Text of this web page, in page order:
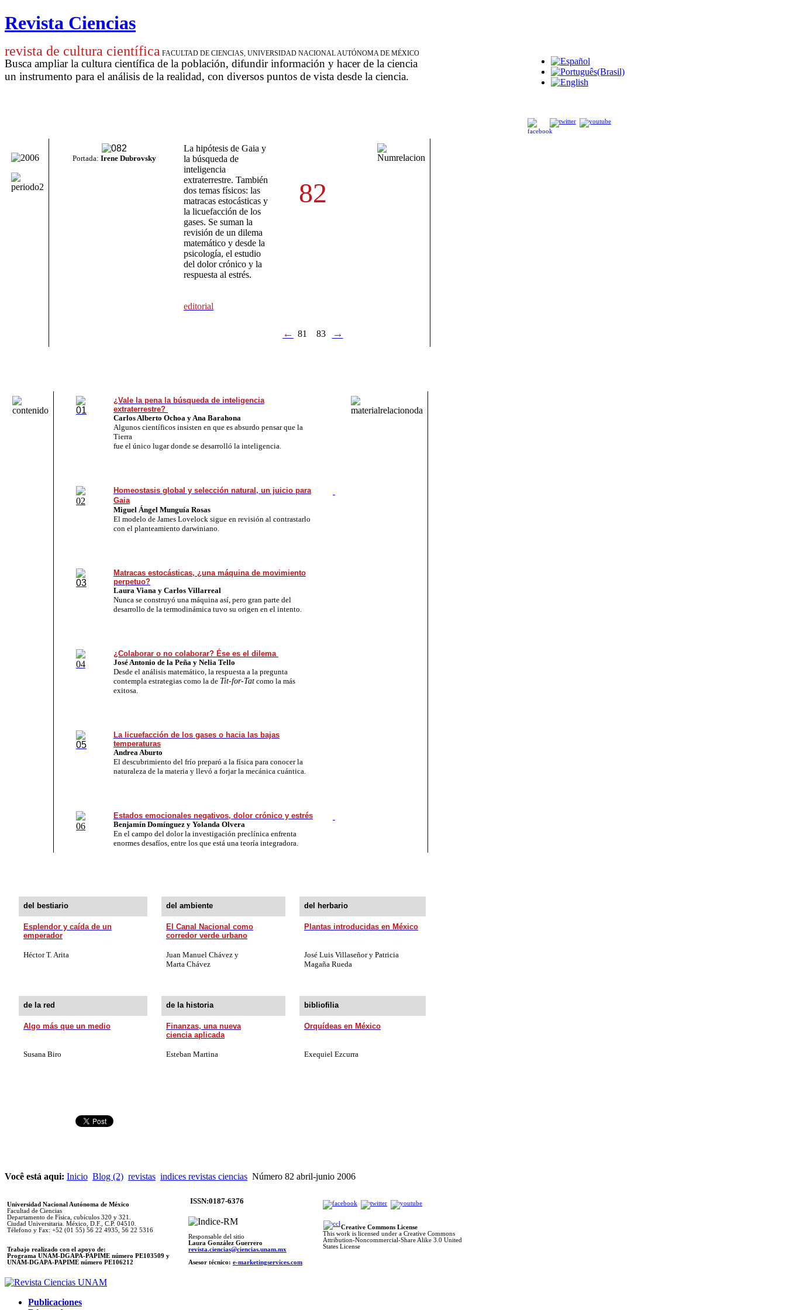
Revista Ciencias
revista de cultura científica FACULTAD DE CIENCIAS, UNIVERSIDAD NACIONAL AUTÓNOMA DE MÉXICO
Busca ampliar la cultura científica de la población, difundir información y hacer de la ciencia
un instrumento para el análisis de la realidad, con diversos puntos de vista desde la ciencia.
Portada: Irene Dubrovsky
La hipótesis de Gaia y
la búsqueda de
inteligencia
extraterrestre. También
dos temas físicos: las
matracas estocásticas y
la licuefacción de los
gases. Se suman la
revisión de un dilema
matemático y desde la
psicología, el estudio
del dolor crónico y la
respuesta al estrés.
editorial
82
← 81 83 →
¿Vale la pena la búsqueda de inteligencia
extraterrestre?
Carlos Alberto Ochoa y Ana Barahona
Algunos científicos insisten en que es absurdo pensar que la
Tierra
fue el único lugar donde se desarrolló la inteligencia.
Homeostasis global y selección natural, un juicio para
Gaia
Miguel Ángel Munguía Rosas
El modelo de James Lovelock sigue en revisión al contrastarlo
con el planteamiento darwiniano.
Matracas estocásticas, ¿una máquina de movimiento
perpetuo?
Laura Viana y Carlos Villarreal
Nunca se construyó una máquina así, pero gran parte del
desarrollo de la termodinámica tuvo su origen en el intento.
¿Colaborar o no colaborar? Ése es el dilema
José Antonio de la Peña y Nelia Tello
Desde el análisis matemático, la respuesta a la pregunta
contempla estrategias como la de Tit-for-Tat como la más
exitosa.
La licuefacción de los gases o hacia las bajas
temperaturas
Andrea Aburto
El descubrimiento del frío preparó a la física para conocer la
naturaleza de la materia y llevó a forjar la mecánica cuántica.
Estados emocionales negativos, dolor crónico y estrés
Benjamín Domínguez y Yolanda Olvera
En el campo del dolor la investigación preclínica enfrenta
enormes desafíos, entre los que está una teoría integradora.
del bestiario del ambiente del herbario
Esplendor y caída de un
emperador
El Canal Nacional como
corredor verde urbano
Plantas introducidas en México
Héctor T. Arita
Juan Manuel Chávez y
Marta Chávez
José Luis Villaseñor y Patricia
Magaña Rueda
de la red de la historia bibliofilia
Algo más que un medio
Finanzas, una nueva
ciencia aplicada
Orquídeas en México
Susana Biro Esteban Martina Exequiel Ezcurra
Você está aqui: Inicio Blog (2) revistas indices revistas ciencias Número 82 abril-junio 2006
Universidad Nacional Autónoma de México
Facultad de Ciencias
Departamento de Física, cubículos 320 y 321.
Ciudad Universitaria. México, D.F., C.P. 04510.
Télefono y Fax: +52 (01 55) 56 22 4935, 56 22 5316
Trabajo realizado con el apoyo de:
Programa UNAM-DGAPA-PAPIME número PE103509 y
UNAM-DGAPA-PAPIME número PE106212
ISSN:0187-6376
Responsable del sitio
Laura González Guerrero
revista.ciencias@ciencias.unam.mx
Asesor técnico: e-marketingservices.com
Creative Commons License
This work is licensed under a Creative Commons
Attribution-Noncommercial-Share Alike 3.0 United
States License
Publicaciones